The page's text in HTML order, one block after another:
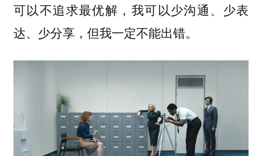
可以不追求最优解，我可以少沟通、少表
达、少分享，但我一定不能出错。